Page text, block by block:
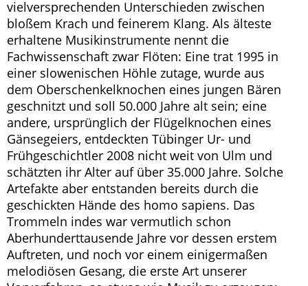
vielversprechenden Unterschieden zwischen
bloßem Krach und feinerem Klang. Als älteste
erhaltene Musikinstrumente nennt die
Fachwissenschaft zwar Flöten: Eine trat 1995 in
einer slowenischen Höhle zutage, wurde aus
dem Oberschenkelknochen eines jungen Bären
geschnitzt und soll 50.000 Jahre alt sein; eine
andere, ursprünglich der Flügelknochen eines
Gänsegeiers, entdeckten Tübinger Ur- und
Frühgeschichtler 2008 nicht weit von Ulm und
schätzten ihr Alter auf über 35.000 Jahre. Solche
Artefakte aber entstanden bereits durch die
geschickten Hände des homo sapiens. Das
Trommeln indes war vermutlich schon
Aberhunderttausende Jahre vor dessen erstem
Auftreten, und noch vor einem einigermaßen
melodiösen Gesang, die erste Art unserer